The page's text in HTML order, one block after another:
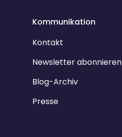
Kommunikation
Kontakt
Newsletter abonnieren
Blog-Archiv
Presse